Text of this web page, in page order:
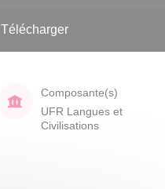
Télécharger
Composante(s)
UFR Langues et
Civilisations